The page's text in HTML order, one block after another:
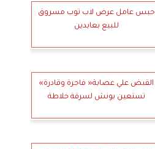
حبس عامل عرض لاب توب مسروق
للبيع بعابدين
القبض علي عصابة« فاجرة وقادرة»
تستعين بونش لسرقة خلاطة